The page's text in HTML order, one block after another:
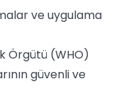
ve uygulama
Örgütü (WHO)
güvenli ve